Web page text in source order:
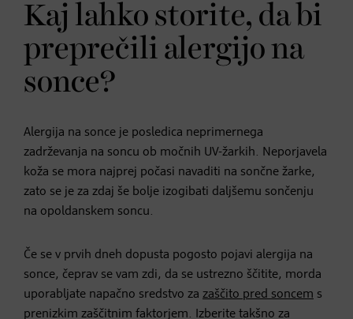
Kaj lahko storite, da bi
preprečili alergijo na
sonce?
Alergija na sonce je posledica neprimernega
zadrževanja na soncu ob močnih UV-žarkih. Neporjavela
koža se mora najprej počasi navaditi na sončne žarke,
zato se je za zdaj še bolje izogibati daljšemu sončenju
na opoldanskem soncu.
Če se v prvih dneh dopusta pogosto pojavi alergija na
sonce, čeprav se vam zdi, da se ustrezno ščitite, morda
uporabljate napačno sredstvo za zaščito pred soncem s
prenizkim zaščitnim faktorjem. Izberite takšno za